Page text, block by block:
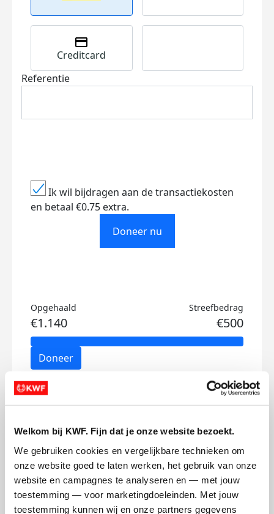
Welkom bij KWF. Fijn dat je onze website bezoekt.
We gebruiken cookies en vergelijkbare technieken om
onze website goed te laten werken, het gebruik van onze
website en campagnes te analyseren en — met jouw
toestemming — voor marketingdoeleinden. Met jouw
toestemming kunnen wij en onze partners gegevens
Creditcard
Referentie
Ik wil bijdragen aan de transactiekosten
en betaal €0.75 extra.
Doneer nu
Opgehaald
€1.140
Streefbedrag
€500
Doneer